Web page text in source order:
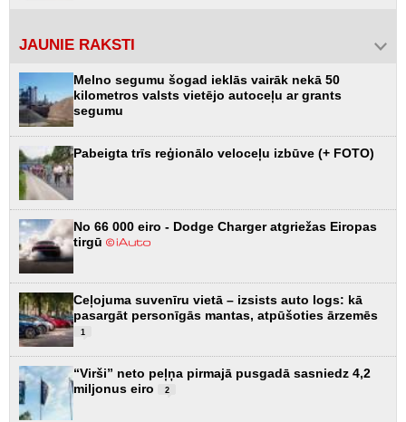
JAUNIE RAKSTI
Melno segumu šogad ieklās vairāk nekā 50
kilometros valsts vietējo autoceļu ar grants
segumu
Pabeigta trīs reģionālo veloceļu izbūve (+ FOTO)
No 66 000 eiro - Dodge Charger atgriežas Eiropas
tirgū
Ceļojuma suvenīru vietā – izsists auto logs: kā
pasargāt personīgās mantas, atpūšoties ārzemēs
1
“Virši” neto peļņa pirmajā pusgadā sasniedz 4,2
miljonus eiro
2